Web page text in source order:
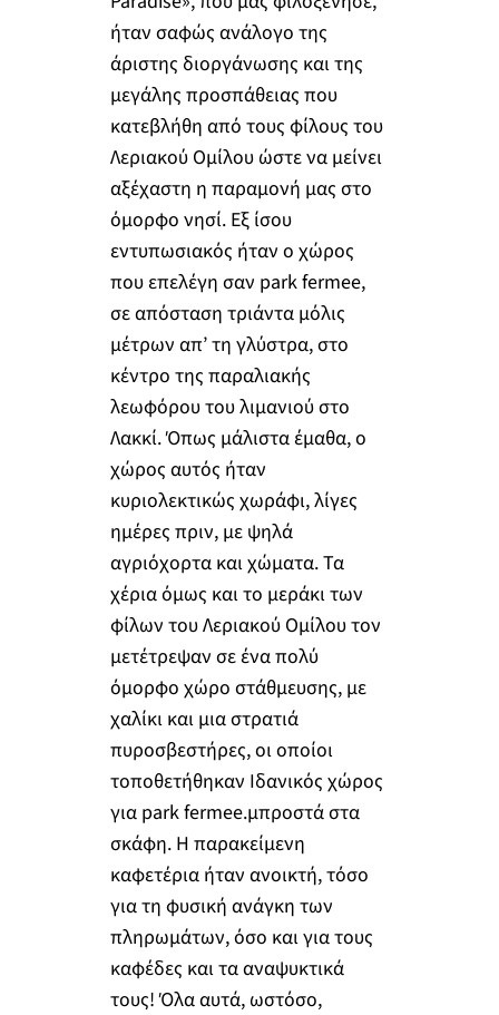
ήταν σαφώς ανάλογο της
άριστης διοργάνωσης και της
μεγάλης προσπάθειας που
κατεβλήθη από τους φίλους του
Λεριακού Ομίλου ώστε να μείνει
αξέχαστη η παραμονή μας στο
όμορφο νησί. Εξ ίσου
εντυπωσιακός ήταν ο χώρος
που επελέγη σαν park fermee,
σε απόσταση τριάντα μόλις
μέτρων απ’ τη γλύστρα, στο
κέντρο της παραλιακής
λεωφόρου του λιμανιού στο
Λακκί. Όπως μάλιστα έμαθα, ο
χώρος αυτός ήταν
κυριολεκτικώς χωράφι, λίγες
ημέρες πριν, με ψηλά
αγριόχορτα και χώματα. Τα
χέρια όμως και το μεράκι των
φίλων του Λεριακού Ομίλου τον
μετέτρεψαν σε ένα πολύ
όμορφο χώρο στάθμευσης, με
χαλίκι και μια στρατιά
πυροσβεστήρες, οι οποίοι
τοποθετήθηκαν Ιδανικός χώρος
για park fermee.μπροστά στα
σκάφη. Η παρακείμενη
καφετέρια ήταν ανοικτή, τόσο
για τη φυσική ανάγκη των
πληρωμάτων, όσο και για τους
καφέδες και τα αναψυκτικά
τους! Όλα αυτά, ωστόσο,